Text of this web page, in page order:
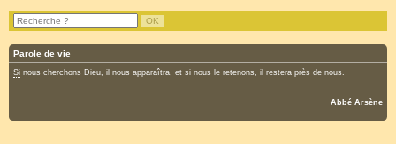
Parole de vie
Si nous cherchons Dieu, il nous apparaîtra, et si nous le retenons, il restera près de nous.
Abbé Arsène